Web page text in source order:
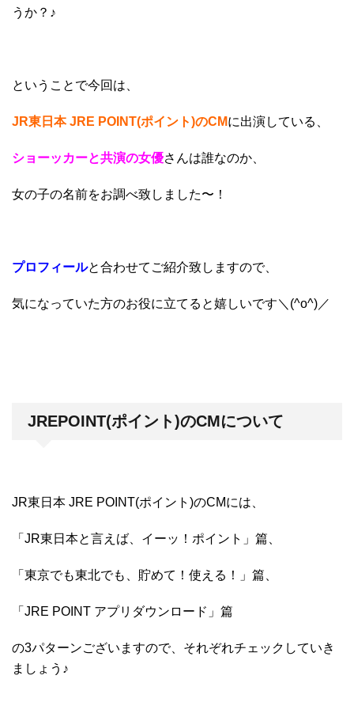
うか？♪
ということで今回は、
JR東日本 JRE POINT(ポイント)のCMに出演している、
ショーッカーと共演の女優さんは誰なのか、
女の子の名前をお調べ致しました〜！
プロフィールと合わせてご紹介致しますので、
気になっていた方のお役に立てると嬉しいです＼(^o^)／
JREPOINT(ポイント)のCMについて
JR東日本 JRE POINT(ポイント)のCMには、
「JR東日本と言えば、イーッ！ポイント」篇、
「東京でも東北でも、貯めて！使える！」篇、
「JRE POINT アプリダウンロード」篇
の3パターンございますので、それぞれチェックしていき
ましょう♪